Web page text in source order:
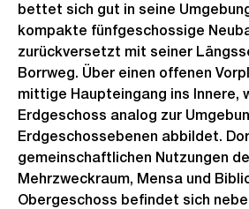
bettet sich gut in seine
kompakte fünfgeschossige
zurückversetzt mit seiner
Borrweg. Über einen offenen
mittige Haupteingang ins Innere,
Erdgeschoss analog zur
Erdgeschossebenen abbildet.
gemeinschaftlichen Nutzungen
Mehrzweckraum, Mensa und
Obergeschoss befindet sich